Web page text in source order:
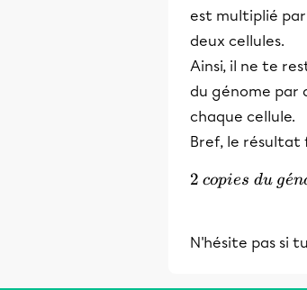
est multiplié par
deux cellules.
Ainsi, il ne te
du génome par
chaque cellule.
Bref, le résultat
2 copies du ge
ˊn
N'hésite pas si